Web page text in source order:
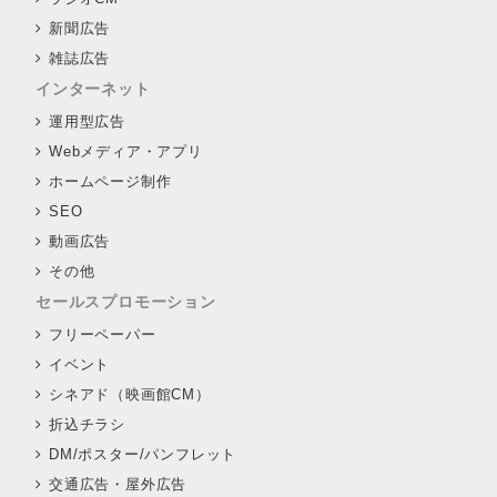
新聞広告
雑誌広告
インターネット
運用型広告
Webメディア・アプリ
ホームページ制作
SEO
動画広告
その他
セールスプロモーション
フリーペーパー
イベント
シネアド（映画館CM）
折込チラシ
DM/ポスター/パンフレット
交通広告・屋外広告